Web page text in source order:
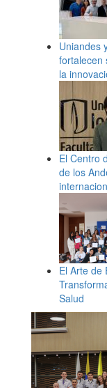
Uniandes
fortalecen
la
El Centro
de los
El Arte de
Salud